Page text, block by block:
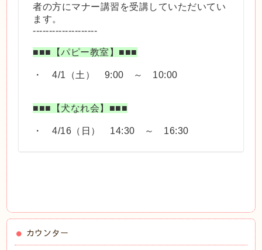
者の方にマナー講習を受講していただいてい
ます。
--------------------
■■■【パピー教室】■■■
・ 4/1（土） 9:00 ～ 10:00
■■■【犬なれ会】■■■
・ 4/16（日） 14:30 ～ 16:30
カウンター